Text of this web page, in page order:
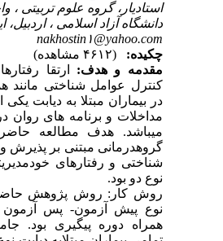
استادیار، گروه علوم تربیتی ،
دانشگاه آزاد اسلامی ، اردبیل،
nakhostin۱@yahoo.com
چکیده:
مقدمه و هدف:ارتقا
کنترل عوامل شناختی مانند
در بیماران مبتلا به دیابت یکی
مداخلات و برنامه های روان
میباشد. هدف مطالعه حاضر
گروهدرمانی مبتنی بر پذیرش و
شناختی و رفتارهای
نوع دو بود.
روش کار: روش پژوهش حاضر،
نوع پیش آزمون- پس آزمون با
همراه دوره پیگیری بود.